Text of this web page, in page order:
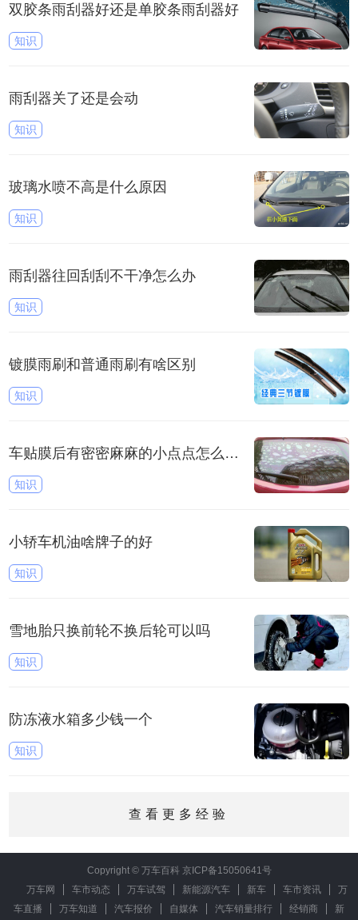
双胶条雨刮器好还是单胶条雨刮器好
知识
雨刮器关了还是会动
知识
玻璃水喷不高是什么原因
知识
雨刮器往回刮刮不干净怎么办
知识
镀膜雨刷和普通雨刷有啥区别
知识
车贴膜后有密密麻麻的小点点怎么回事
知识
小轿车机油啥牌子的好
知识
雪地胎只换前轮不换后轮可以吗
知识
防冻液水箱多少钱一个
知识
查看更多经验
Copyright © 万车百科 京ICP备15050641号
万车网
车市动态 万车试驾 新能源汽车 新车 车市资讯
万
车直播
万车知道 汽车报价 自媒体 汽车销量排行 经销商 新